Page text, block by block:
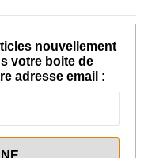
nouvellement
votre boite de
adresse email :